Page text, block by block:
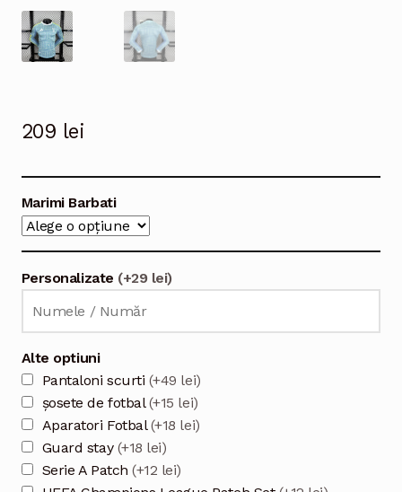
209 lei
Marimi Barbati
Personalizate (+29 lei)
Alte optiuni
Pantaloni scurti (+49 lei)
șosete de fotbal(+15 lei)
Aparatori Fotbal(+18 lei)
Guard stay (+18 lei)
Serie A Patch(+12 lei)